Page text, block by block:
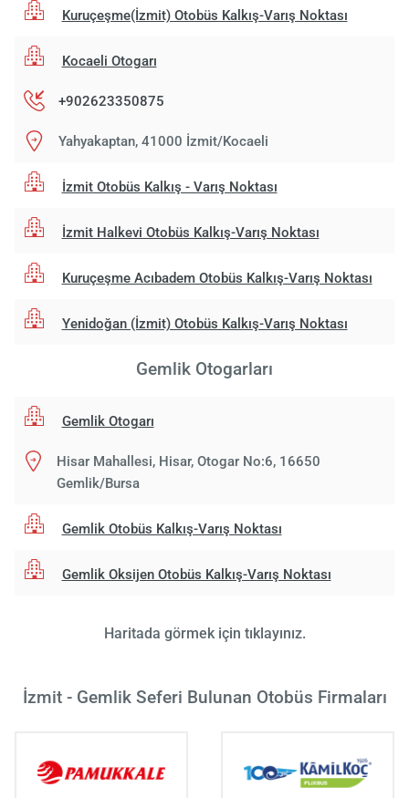
Kuruçeşme(İzmit) Otobüs Kalkış-Varış Noktası
Kocaeli Otogarı
+902623350875
Yahyakaptan, 41000 İzmit/Kocaeli
İzmit Otobüs Kalkış - Varış Noktası
İzmit Halkevi Otobüs Kalkış-Varış Noktası
Kuruçeşme Acıbadem Otobüs Kalkış-Varış Noktası
Yenidoğan (İzmit) Otobüs Kalkış-Varış Noktası
Gemlik Otogarları
Gemlik Otogarı
Hisar Mahallesi, Hisar, Otogar No:6, 16650
Gemlik/Bursa
Gemlik Otobüs Kalkış-Varış Noktası
Gemlik Oksijen Otobüs Kalkış-Varış Noktası
Haritada görmek için tıklayınız.
İzmit - Gemlik Seferi Bulunan Otobüs Firmaları